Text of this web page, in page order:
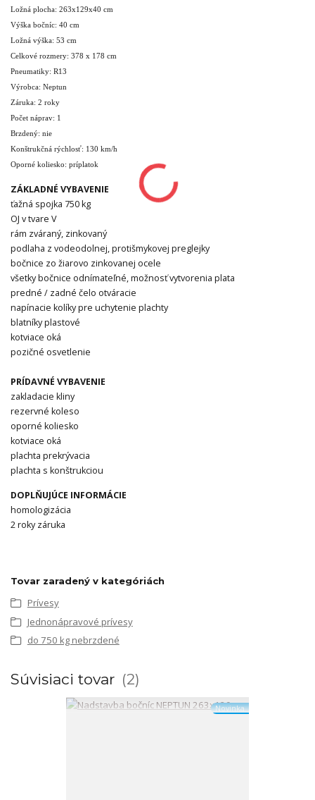
Ložná plocha: 263x129x40 cm
Výška bočníc: 40 cm
Ložná výška: 53 cm
Celkové rozmery: 378 x 178 cm
Pneumatiky: R13
Výrobca: Neptun
Záruka: 2 roky
Počet náprav: 1
Brzdený: nie
Konštrukčná rýchlosť: 130 km/h
Oporné koliesko: príplatok
ZÁKLADNÉ VYBAVENIE
ťažná spojka 750 kg
OJ v tvare V
rám zváraný, zinkovaný
podlaha z vodeodolnej, protišmykovej preglejky
bočnice zo žiarovo zinkovanej ocele
všetky bočnice odnímateľné, možnosť vytvorenia plata
predné / zadné čelo otváracie
napínacie kolíky pre uchytenie plachty
blatníky plastové
kotviace oká
pozičné osvetlenie
PRÍDAVNÉ VYBAVENIE
zakladacie kliny
rezervné koleso
oporné koliesko
kotviace oká
plachta prekrývacia
plachta s konštrukciou
DOPLŇUJÚCE INFORMÁCIE
homologizácia
2 roky záruka
Tovar zaradený v kategóriách
Prívesy
Jednonápravové prívesy
do 750 kg nebrzdené
Súvisiaci tovar 2
Novinka